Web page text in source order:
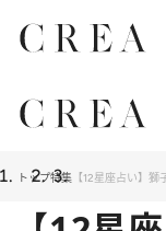
トップ特集 【12星座占い】